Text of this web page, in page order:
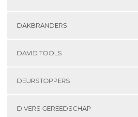
DAKBRANDERS
DAVID TOOLS
DEURSTOPPERS
DIVERS GEREEDSCHAP